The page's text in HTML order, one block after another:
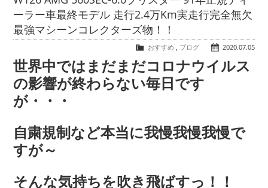
買取査定
COMPANY
会社概要
ーラー車最終モデル 走行2.4万Km実走行完全無欠
最強マシーンコレクターズ物！！
2020.07.05
おすすめ ブログ
世界中ではまだまだコロナウイルス
の影響が終わらない毎日です
が・・・
自粛規制など本当に我慢我慢我慢で
すが～
そんな気持ちを吹き飛ばすっ！！